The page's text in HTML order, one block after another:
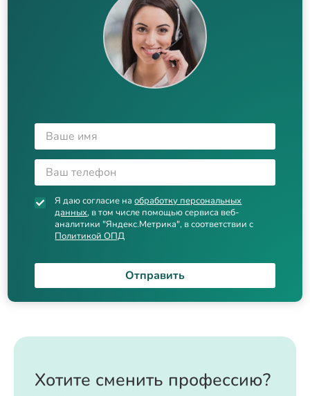
Я даю согласие наобработку персональных
данных, в том числе помощью сервиса веб-
аналитики "Яндекс.Метрика", в соответствии с
Политикой ОПД
Отправить
Хотите сменить профессию?